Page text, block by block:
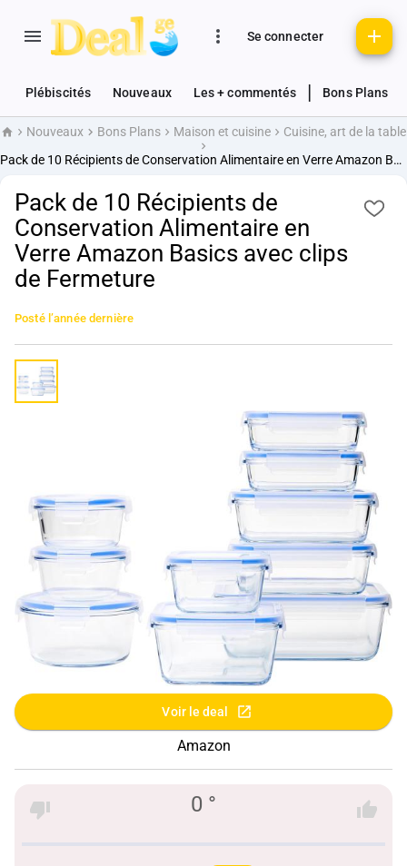
Se connecter
Plébiscités Nouveaux Les + commentés Bons Plans
AccueilNouveaux Bons Plans Maison et cuisine
Cuisine, art de la table
Pack de 10 Récipients de Conservation Alimentaire en Verre Amazon Basics avec clips de Fermeture
Pack de 10 Récipients de
Conservation Alimentaire en
Verre Amazon Basics avec clips
de Fermeture
Posté l’année dernière
Voir le deal
Amazon
0 °